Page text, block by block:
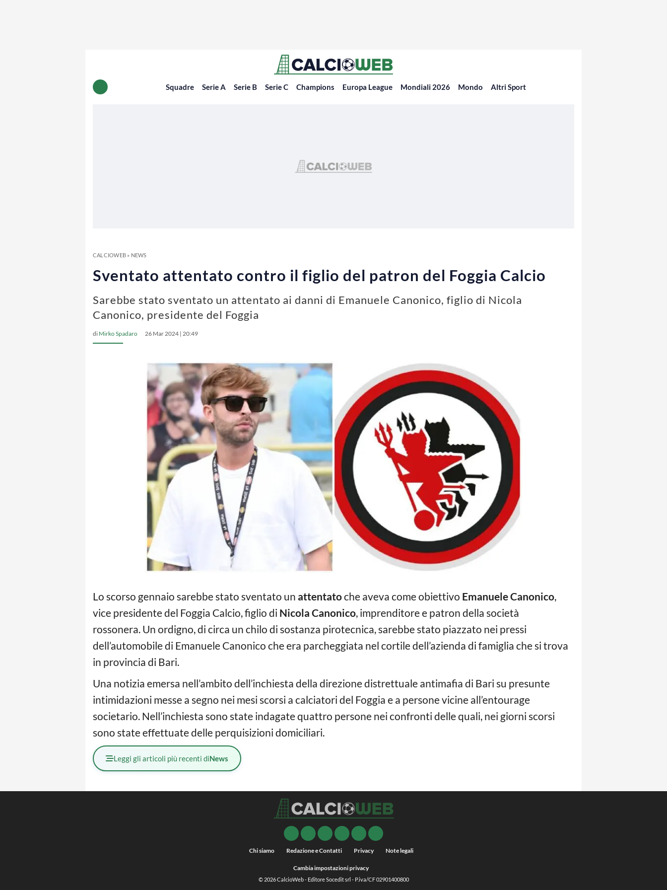
Squadre Serie A Serie B Serie C Champions Europa League Mondiali 2026 Mondo Altri Sport
CALCIOWEB» NEWS
Sventato attentato contro il figlio del patron del Foggia Calcio
Sarebbe stato sventato un attentato ai danni di Emanuele Canonico, figlio di Nicola
Canonico, presidente del Foggia
di Mirko Spadaro 26 Mar 2024 | 20:49
Lo scorso gennaio sarebbe stato sventato un attentatoche aveva come obiettivo Emanuele Canonico,
vice presidente del Foggia Calcio, figlio di Nicola Canonico, imprenditore e patron della società
rossonera. Un ordigno, di circa un chilo di sostanza pirotecnica, sarebbe stato piazzato nei pressi
dell’automobile di Emanuele Canonico che era parcheggiata nel cortile dell’azienda di famiglia che si trova
in provincia di Bari.
Una notizia emersa nell’ambito dell’inchiesta della direzione distrettuale antimafia di Bari su presunte
intimidazioni messe a segno nei mesi scorsi a calciatori del Foggia e a persone vicine all’entourage
societario. Nell’inchiesta sono state indagate quattro persone nei confronti delle quali, nei giorni scorsi
sono state effettuate delle perquisizioni domiciliari.
Leggi gli articoli più recenti diNews
Chi siamo Redazione e Contatti Privacy Note legali
Cambia impostazioni privacy
© 2026CalcioWeb- Editore Socedit srl - P.iva/CF 02901400800